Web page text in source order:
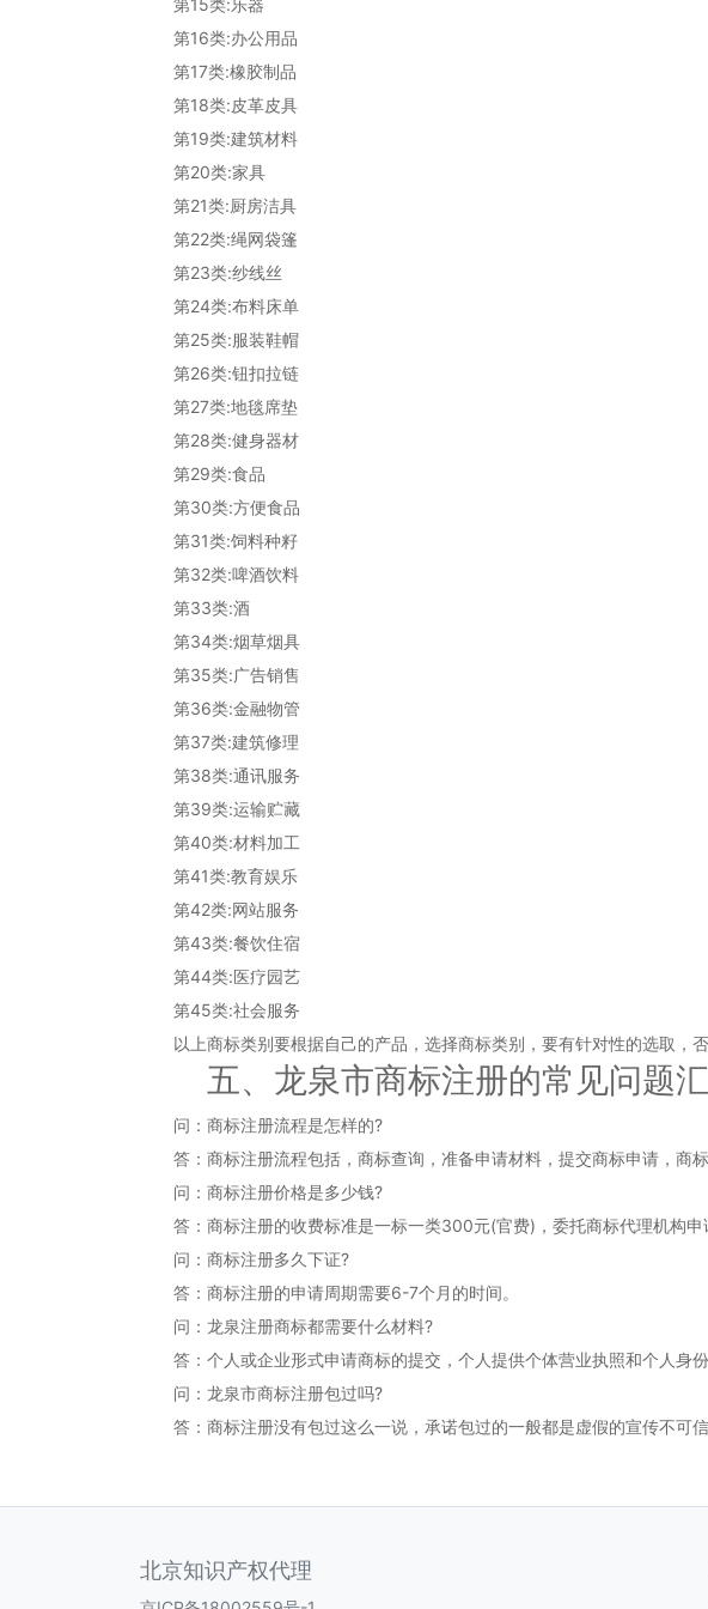
第15类:乐器
第16类:办公用品
第17类:橡胶制品
第18类:皮革皮具
第19类:建筑材料
第20类:家具
第21类:厨房洁具
第22类:绳网袋篷
第23类:纱线丝
第24类:布料床单
第25类:服装鞋帽
第26类:钮扣拉链
第27类:地毯席垫
第28类:健身器材
第29类:食品
第30类:方便食品
第31类:饲料种籽
第32类:啤酒饮料
第33类:酒
第34类:烟草烟具
第35类:广告销售
第36类:金融物管
第37类:建筑修理
第38类:通讯服务
第39类:运输贮藏
第40类:材料加工
第41类:教育娱乐
第42类:网站服务
第43类:餐饮住宿
第44类:医疗园艺
第45类:社会服务
以上商标类别要根据自己的产品，选择商标类别，要有针对性的选取，否
五、龙泉市商标注册的常见问题
问：商标注册流程是怎样的?
答：商标注册流程包括，商标查询，准备申请材料，提交商标申请，商
问：商标注册价格是多少钱?
答：商标注册的收费标准是一标一类300元(官费)，委托商标代理机构申
问：商标注册多久下证?
答：商标注册的申请周期需要6-7个月的时间。
问：龙泉注册商标都需要什么材料?
答：个人或企业形式申请商标的提交，个人提供个体营业执照和个人身
问：龙泉市商标注册包过吗?
答：商标注册没有包过这么一说，承诺包过的一般都是虚假的宣传不可信
北京知识产权代理